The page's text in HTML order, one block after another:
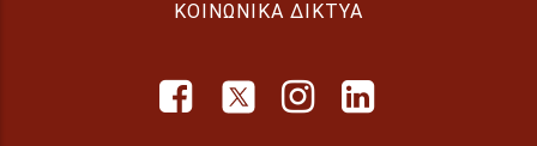
ΚΟΙΝΩΝΙΚΆ ΔΊΚΤΥΑ